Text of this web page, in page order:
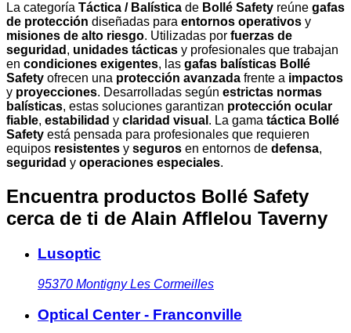
La categoría Táctica / Balística de Bollé Safety reúne gafas
de protección diseñadas para entornos operativos y
misiones de alto riesgo. Utilizadas por fuerzas de
seguridad , unidades tácticas y profesionales que trabajan
en condiciones exigentes, las gafas balísticas Bollé
Safety ofrecen una protección avanzada frente a impactos
y proyecciones. Desarrolladas según estrictas normas
balísticas, estas soluciones garantizan protección ocular
fiable, estabilidad y claridad visual . La gama táctica Bollé
Safety está pensada para profesionales que requieren
equipos resistentes y seguros en entornos de defensa,
seguridad y operaciones especiales.
Encuentra productos Bollé Safety
cerca de ti de Alain Afflelou Taverny
Lusoptic
95370 Montigny Les Cormeilles
Optical Center - Franconville